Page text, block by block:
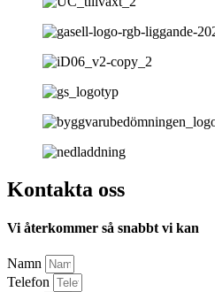
Kontakta oss
Vi återkommer så snabbt vi kan
Namn
Telefon